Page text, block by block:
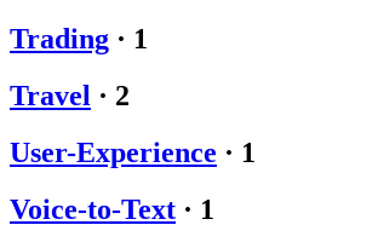
Trading · 1
Travel · 2
User-Experience · 1
Voice-to-Text · 1